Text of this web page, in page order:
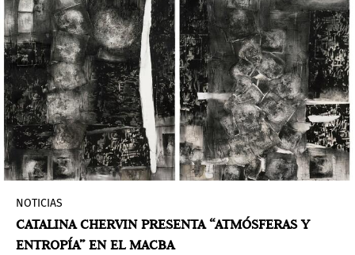
NOTICIAS
CATALINA CHERVIN PRESENTA “ATMÓSFERAS Y
ENTROPÍA” EN EL MACBA